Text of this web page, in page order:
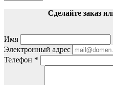
Сделайте заказ
Имя
Электронный адрес
Телефон *